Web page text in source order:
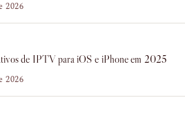
2026
de IPTV para iOS e iPhone em 2025
2026